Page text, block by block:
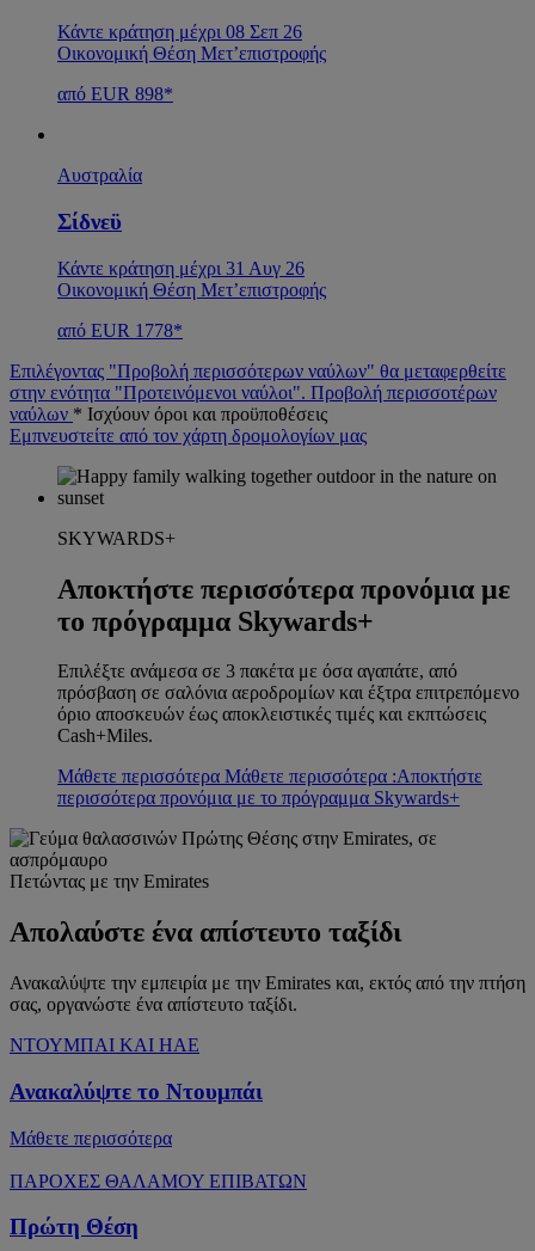
Κάντε κράτηση μέχρι 08 Σεπ 26
Οικονομική Θέση Μετ’επιστροφής
από EUR 898*
Αυστραλία
Σίδνεϋ
Κάντε κράτηση μέχρι 31 Αυγ 26
Οικονομική Θέση Μετ’επιστροφής
από EUR 1778*
Επιλέγοντας "Προβολή περισσότερων ναύλων" θα μεταφερθείτε
στην ενότητα "Προτεινόμενοι ναύλοι". Προβολή περισσοτέρων
ναύλων * Ισχύουν όροι και προϋποθέσεις
Εμπνευστείτε από τον χάρτη δρομολογίων μας
SKYWARDS+
Αποκτήστε περισσότερα προνόμια με
το πρόγραμμα Skywards+
Επιλέξτε ανάμεσα σε 3 πακέτα με όσα αγαπάτε, από
πρόσβαση σε σαλόνια αεροδρομίων και έξτρα επιτρεπόμενο
όριο αποσκευών έως αποκλειστικές τιμές και εκπτώσεις
Cash+Miles.
Μάθετε περισσότερα Μάθετε περισσότερα :Αποκτήστε
περισσότερα προνόμια με το πρόγραμμα Skywards+
Πετώντας με την Emirates
Απολαύστε ένα απίστευτο ταξίδι
Ανακαλύψτε την εμπειρία με την Emirates και, εκτός από την πτήση
σας, οργανώστε ένα απίστευτο ταξίδι.
ΝΤΟΥΜΠΑΙ ΚΑΙ ΗΑΕ
Ανακαλύψτε το Ντουμπάι
Μάθετε περισσότερα
ΠΑΡΟΧΕΣ ΘΑΛΑΜΟΥ ΕΠΙΒΑΤΩΝ
Πρώτη Θέση